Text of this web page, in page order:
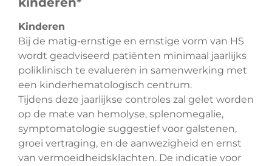
Kinderen
Bij de matig-ernstige en ernstige vorm van HS
wordt geadviseerd patiënten minimaal jaarlijks
poliklinisch te evalueren in samenwerking met
een kinderhematologisch centrum.
Tijdens deze jaarlijkse controles zal gelet worden
op de mate van hemolyse, splenomegalie,
symptomatologie suggestief voor galstenen,
groei vertraging, en de aanwezigheid en ernst
van vermoeidheidsklachten. De indicatie voor